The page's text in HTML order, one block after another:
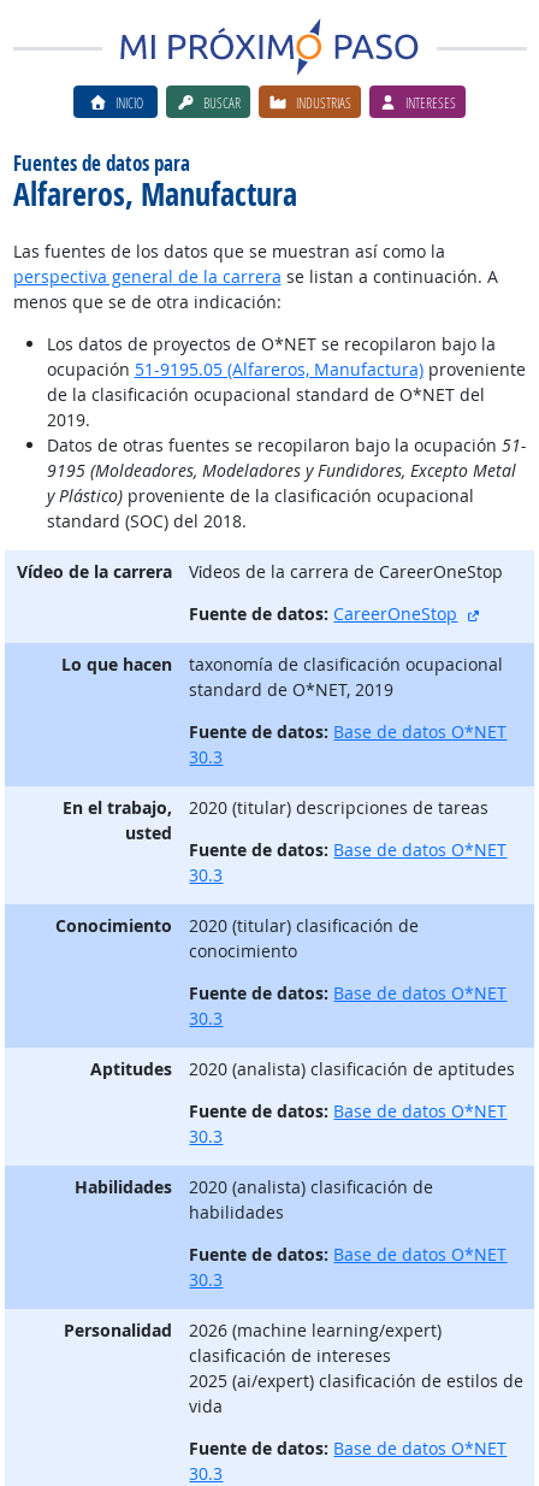
INICIO BUSCAR INDUSTRIAS INTERESES
Fuentes de datos para
Alfareros, Manufactura
Las fuentes de los datos que se muestran así como la
perspectiva general de la carrera se listan a continuación. A
menos que se de otra indicación:
Los datos de proyectos de O*NET se recopilaron bajo la
ocupación 51-9195.05 (Alfareros, Manufactura)proveniente
de la clasificación ocupacional standard de O*NET del
2019.
Datos de otras fuentes se recopilaron bajo la ocupación 51-
9195 (Moldeadores, Modeladores y Fundidores, Excepto Metal
y Plástico)proveniente de la clasificación ocupacional
standard (SOC) del 2018.
Vídeo de la carrera
Vίdeos de la carrera de CareerOneStop
Fuente de datos: CareerOneStop
Lo que hacen
taxonomía de clasificación ocupacional
standard de O*NET, 2019
Fuente de datos: Base de datos O*NET
30.3
En el trabajo,
usted
2020 (titular) descripciones de tareas
Fuente de datos: Base de datos O*NET
30.3
Conocimiento
2020 (titular) clasificación de
conocimiento
Fuente de datos: Base de datos O*NET
30.3
Aptitudes
2020 (analista) clasificación de aptitudes
Fuente de datos: Base de datos O*NET
30.3
Habilidades
2020 (analista) clasificación de
habilidades
Fuente de datos: Base de datos O*NET
30.3
Personalidad
2026 (machine learning/expert)
clasificación de intereses
2025 (ai/expert) clasificación de estilos de
vida
Fuente de datos: Base de datos O*NET
30.3